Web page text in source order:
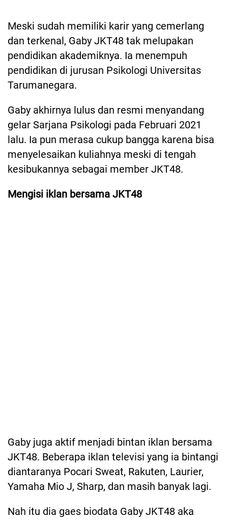
Meski sudah memiliki karir yang cemerlang
dan terkenal, Gaby JKT48 tak melupakan
pendidikan akademiknya. Ia menempuh
pendidikan di jurusan Psikologi Universitas
Tarumanegara.
Gaby akhirnya lulus dan resmi menyandang
gelar Sarjana Psikologi pada Februari 2021
lalu. Ia pun merasa cukup bangga karena bisa
menyelesaikan kuliahnya meski di tengah
kesibukannya sebagai member JKT48.
Mengisi iklan bersama JKT48
Gaby juga aktif menjadi bintan iklan bersama
JKT48. Beberapa iklan televisi yang ia bintangi
diantaranya Pocari Sweat, Rakuten, Laurier,
Yamaha Mio J, Sharp, dan masih banyak lagi.
Nah itu dia gaes biodata Gaby JKT48 aka